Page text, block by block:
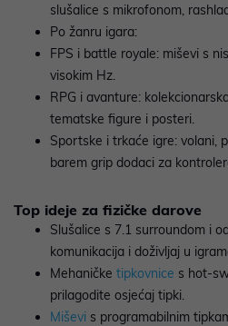
slušalice s mikrofonom,
Po žanru igara:
FPS i battle royale: miševi s
visokim Hz.
RPG i avanture:
tematske figure i posteri.
Sportske i trkaće igre: volani,
barem grip dodaci za
Top ideje za fizičke darove
Slušalice s 7.1 surroundom i
komunikacija i doživljaj u
Mehaničke tipkovnice s
prilagodite osjećaj tipki.
Miševi s programabilnim